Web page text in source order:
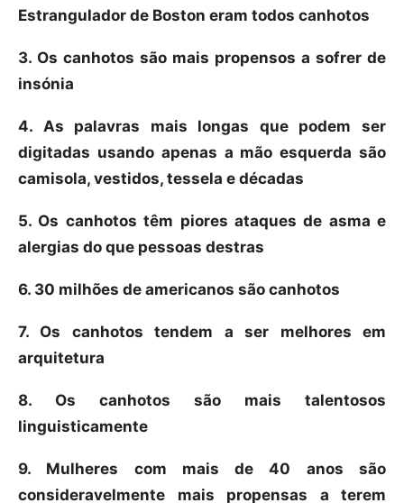
Estrangulador de Boston eram todos canhotos
3. Os canhotos são mais propensos a sofrer de
insónia
4. As palavras mais longas que podem ser
digitadas usando apenas a mão esquerda são
camisola, vestidos, tessela e décadas
5. Os canhotos têm piores ataques de asma e
alergias do que pessoas destras
6. 30 milhões de americanos são canhotos
7. Os canhotos tendem a ser melhores em
arquitetura
8. Os canhotos são mais talentosos
linguisticamente
9. Mulheres com mais de 40 anos são
consideravelmente mais propensas a terem